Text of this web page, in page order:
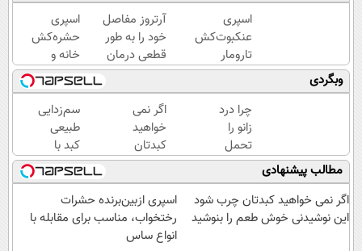
اسپری
عنکبوت‌‌کش
تارومار
ازبین‌برنده
انواع
عنکبوت
آرتروز مفاصل
خود را به طور
قطعی درمان
کنید!
◗پرسش‌نامه◖
اسپری
حشره‌کش
خانه و
گیاهان
خانگی،
نابودکننده
انواع
حشرات
خانگی و
آفات
وبگردی
چرا درد
زانو را
تحمل
می‌کنی؟
خیلی
ساده
درمنزل
اگر نمی
خواهید
کبدتان
چرب
شود این
نوشیدنی
خوش
طعم را
سم‌زدایی
طبیعی
کبد با
دمنوش
گیاهی!
فقط تا
پایان
مطالب پیشنهادی
اگر نمی خواهید کبدتان چرب شود
این نوشیدنی خوش طعم را بنوشید
اسپری ازبین‌برنده حشرات
رختخواب، مناسب برای مقابله با
انواع ساس